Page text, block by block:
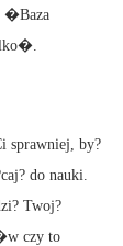
�Baza
sprawniej, by?
do nauki.
Twoj?
czy to